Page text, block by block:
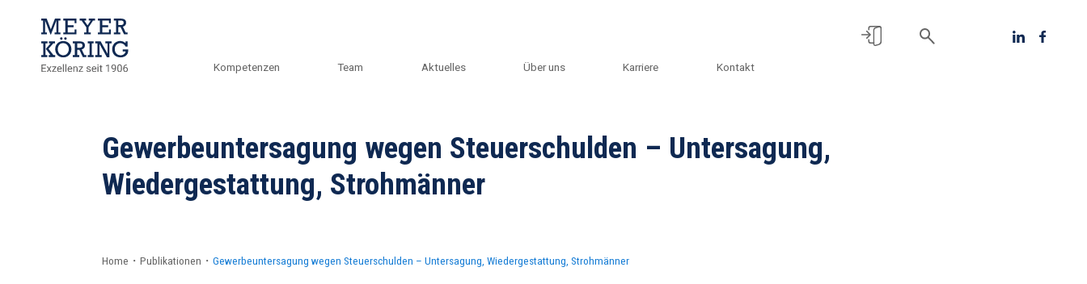
Kompetenzen Team Aktuelles Über uns Karriere Kontakt
Gewerbeuntersagung wegen Steuerschulden – Untersagung,
Wiedergestattung, Strohmänner
Home ・ Publikationen ・ Gewerbeuntersagung wegen Steuerschulden – Untersagung, Wiedergestattung, Strohmänner